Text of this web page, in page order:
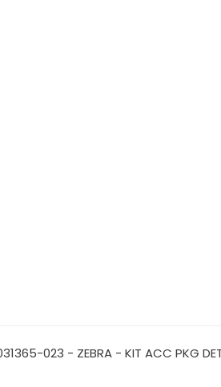
023 - ZEBRA - KIT ACC PKG